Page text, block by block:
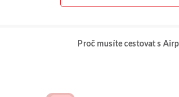
Proč musíte cestovat s